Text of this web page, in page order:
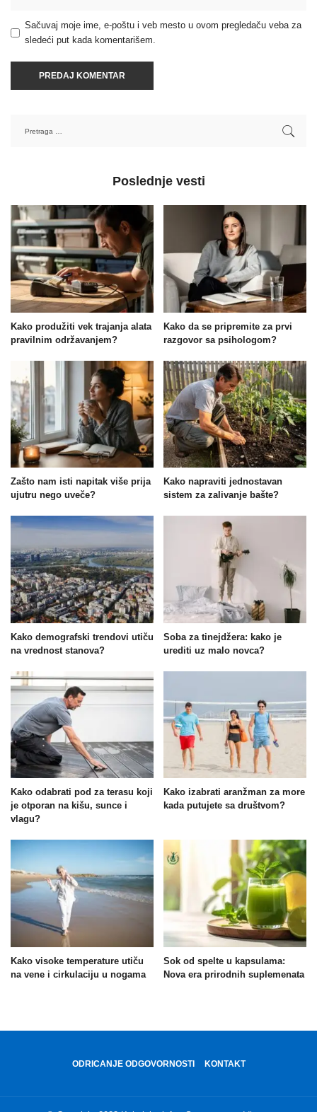
Sačuvaj moje ime, e-poštu i veb mesto u ovom pregledaču veba za
sledeći put kada komentarišem.
Poslednje vesti
Kako produžiti vek trajanja alata
pravilnim održavanjem?
Kako da se pripremite za prvi
razgovor sa psihologom?
Zašto nam isti napitak više prija
ujutru nego uveče?
Kako napraviti jednostavan
sistem za zalivanje bašte?
Kako demografski trendovi utiču
na vrednost stanova?
Soba za tinejdžera: kako je
urediti uz malo novca?
Kako odabrati pod za terasu koji
je otporan na kišu, sunce i
vlagu?
Kako izabrati aranžman za more
kada putujete sa društvom?
Kako visoke temperature utiču
na vene i cirkulaciju u nogama
Sok od spelte u kapsulama:
Nova era prirodnih suplemenata
ODRICANJE ODGOVORNOSTI KONTAKT